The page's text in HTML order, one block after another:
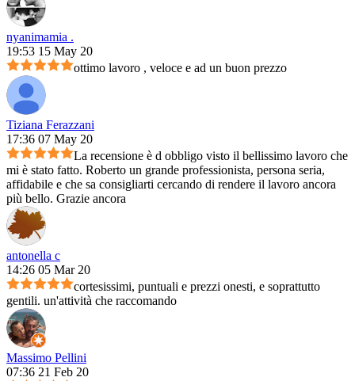
nyanimamia .
19:53 15 May 20
ottimo lavoro , veloce e ad un buon prezzo
Tiziana Ferazzani
17:36 07 May 20
La recensione è d obbligo visto il bellissimo lavoro che
mi è stato fatto. Roberto un grande professionista, persona seria,
affidabile e che sa consigliarti cercando di rendere il lavoro ancora
più bello. Grazie ancora
antonella c
14:26 05 Mar 20
cortesissimi, puntuali e prezzi onesti, e soprattutto
gentili. un'attività che raccomando
Massimo Pellini
07:36 21 Feb 20